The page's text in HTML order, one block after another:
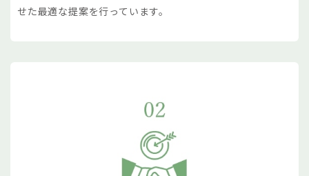
せた最適な提案を行っています。